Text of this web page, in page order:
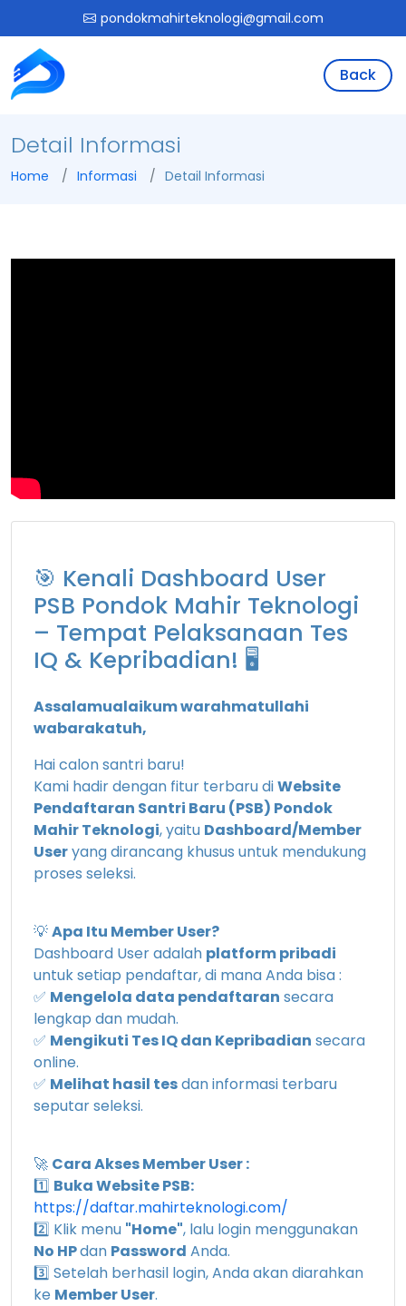
pondokmahirteknologi@gmail.com
Back
Detail Informasi
Home Informasi Detail Informasi
🎯 Kenali Dashboard User
PSB Pondok Mahir Teknologi
– Tempat Pelaksanaan Tes
IQ & Kepribadian! 🖥️
Assalamualaikum warahmatullahi
wabarakatuh,
Hai calon santri baru!
Kami hadir dengan fitur terbaru diWebsite
Pendaftaran Santri Baru (PSB) Pondok
Mahir Teknologi, yaitu Dashboard/Member
Useryang dirancang khusus untuk mendukung
proses seleksi.
💡Apa Itu Member User?
Dashboard User adalah platform pribadi
untuk setiap pendaftar, di mana Anda bisa :
✅ Mengelola data pendaftaran secara
lengkap dan mudah.
✅ Mengikuti Tes IQ dan Kepribadian secara
online.
✅ Melihat hasil tesdan informasi terbaru
seputar seleksi.
🚀 Cara Akses Member User :
1️⃣ Buka Website PSB:
https://daftar.mahirteknologi.com/
2️⃣ Klik menu "Home", lalu login menggunakan
No HPdan Password Anda.
3️⃣ Setelah berhasil login, Anda akan diarahkan
ke Member User.